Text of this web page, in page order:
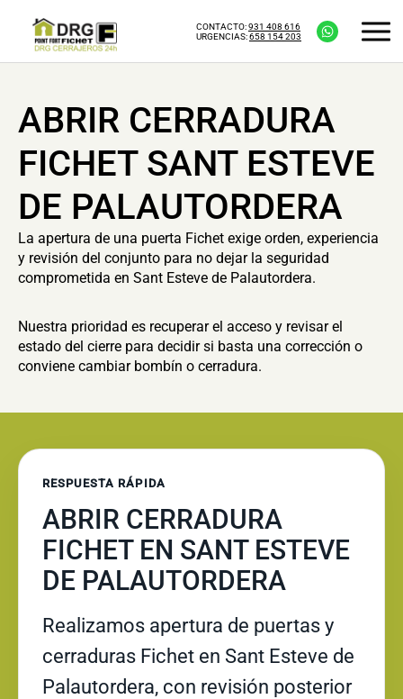
CONTACTO:931 408 616
URGENCIAS:658 154 203
ABRIR CERRADURA
FICHET SANT ESTEVE
DE PALAUTORDERA
La apertura de una puerta Fichet exige orden, experiencia
y revisión del conjunto para no dejar la seguridad
comprometida en Sant Esteve de Palautordera.
Nuestra prioridad es recuperar el acceso y revisar el
estado del cierre para decidir si basta una corrección o
conviene cambiar bombín o cerradura.
RESPUESTA RÁPIDA
ABRIR CERRADURA
FICHET EN SANT ESTEVE
DE PALAUTORDERA
Realizamos apertura de puertas y
cerraduras Fichet en Sant Esteve de
Palautordera, con revisión posterior